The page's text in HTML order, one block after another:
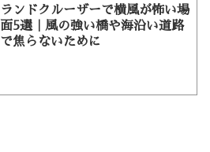
ランドクルーザーで横風が怖い場
面5選｜風の強い橋や海沿い道路
で焦らないために